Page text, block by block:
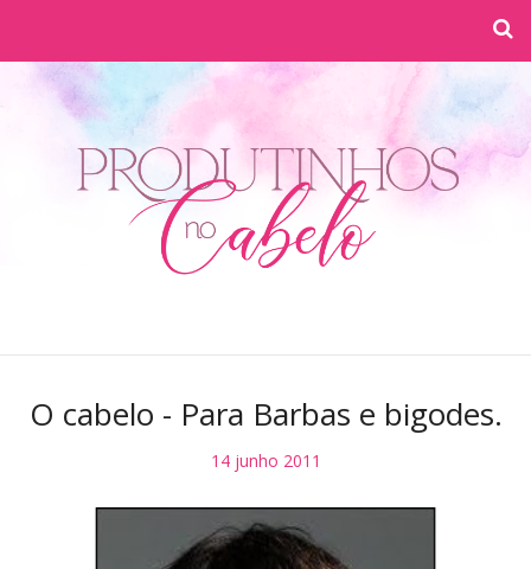
O cabelo - Para Barbas e bigodes.
14 junho 2011